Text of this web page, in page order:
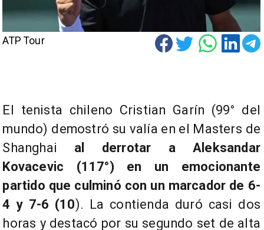
ATP Tour
​El tenista chileno Cristian Garín (99° del
mundo) demostró su valía en el Masters de
Shanghai al derrotar a Aleksandar
Kovacevic (117°) en un emocionante
partido que culminó con un marcador de 6-
4 y 7-6 (10). La contienda duró casi dos
horas y destacó por su segundo set de alta